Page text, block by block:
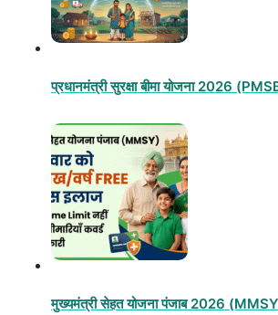
प्रधानमंत्री सुरक्षा बीमा योजना 2026
मुख्यमंत्री सेहत योजना पंजाब 2026